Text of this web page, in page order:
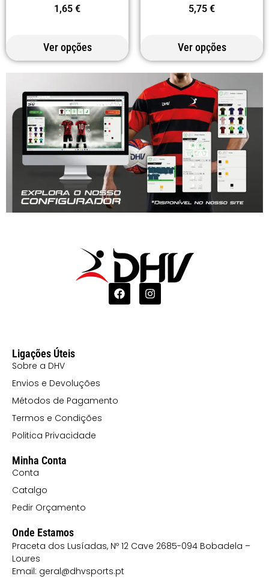
1,65 €
Ver opções
5,75 €
Ver opções
Ligações Úteis
Sobre a DHV
Envios e Devoluções
Métodos de Pagamento
Termos e Condições
Politica Privacidade
Minha Conta
Conta
Catalgo
Pedir Orçamento
Onde Estamos
Praceta dos Lusíadas, Nº 12 Cave 2685-094 Bobadela –
Loures
Email: geral@dhvsports.pt